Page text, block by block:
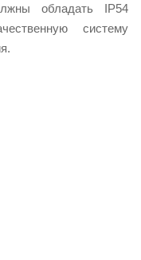
обладать IP54
систему